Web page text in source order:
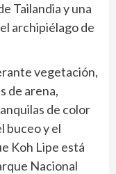
Tailandia y una
archipiélago de
vegetación,
de arena,
de color
buceo y el
Koh Lipe está
Nacional